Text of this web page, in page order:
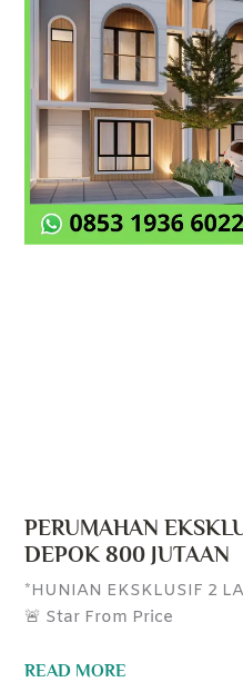
PERUMAHAN
DEPOK 800 JUTAAN
*HUNIAN EKSKLUSIF 2
🚨 Star From Price
READ MORE